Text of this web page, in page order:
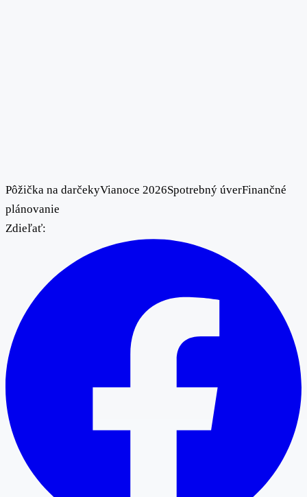
Pôžička na darčekyVianoce 2026Spotrebný úverFinančné
plánovanie
Zdieľať: